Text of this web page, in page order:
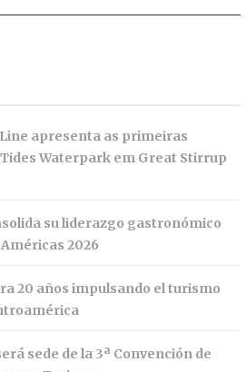
apresenta as primeiras
Waterpark em Great Stirrup
su liderazgo gastronómico
2026
20 años impulsando el turismo
sede de la 3ª Convención de